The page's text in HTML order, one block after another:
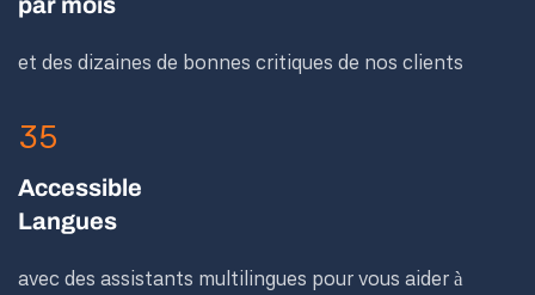
et des dizaines de bonnes critiques de nos clients
35
Accessible
Langues
avec des assistants multilingues pour vous aider à